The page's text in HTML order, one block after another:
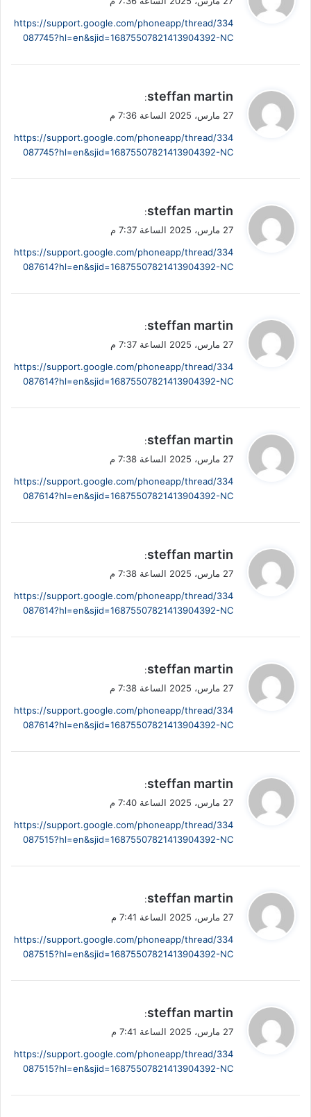
ل
https://support.google.com/phoneapp/thread/334
087745?hl=en&sjid=16875507821413904392-NC
ي
ل
steffan martin
:
27 مارس، 2025 الساعة 7:36 م
https://support.google.com/phoneapp/thread/334
087745?hl=en&sjid=16875507821413904392-NC
ي
ل
steffan martin
:
27 مارس، 2025 الساعة 7:37 م
https://support.google.com/phoneapp/thread/334
087614?hl=en&sjid=16875507821413904392-NC
ي
ل
steffan martin
:
27 مارس، 2025 الساعة 7:37 م
https://support.google.com/phoneapp/thread/334
087614?hl=en&sjid=16875507821413904392-NC
ي
ل
steffan martin
:
27 مارس، 2025 الساعة 7:38 م
https://support.google.com/phoneapp/thread/334
087614?hl=en&sjid=16875507821413904392-NC
ي
ل
steffan martin
:
27 مارس، 2025 الساعة 7:38 م
https://support.google.com/phoneapp/thread/334
087614?hl=en&sjid=16875507821413904392-NC
ي
ل
steffan martin
:
27 مارس، 2025 الساعة 7:38 م
https://support.google.com/phoneapp/thread/334
087614?hl=en&sjid=16875507821413904392-NC
ي
ل
steffan martin
:
27 مارس، 2025 الساعة 7:40 م
https://support.google.com/phoneapp/thread/334
087515?hl=en&sjid=16875507821413904392-NC
ي
ل
steffan martin
:
27 مارس، 2025 الساعة 7:41 م
https://support.google.com/phoneapp/thread/334
087515?hl=en&sjid=16875507821413904392-NC
ي
ل
steffan martin
:
27 مارس، 2025 الساعة 7:41 م
https://support.google.com/phoneapp/thread/334
087515?hl=en&sjid=16875507821413904392-NC